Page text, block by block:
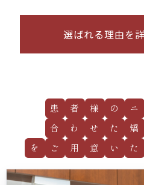
選ばれる理由を
患 者 様 の ニ
合
わ せ た 矯
を
ご 用 意 い た